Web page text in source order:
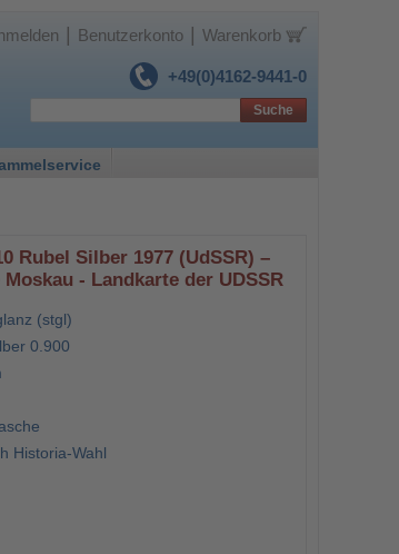
+49(0)4162-9441-0
Benutzerkonto Warenkorb
Suche
Rubel Silber 1977 (UdSSR) –
- Landkarte der UDSSR
(stgl)
0.900
Historia-Wahl